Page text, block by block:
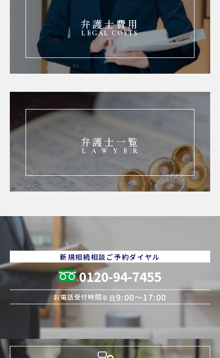
弁護士費用
LEGAL COSTS
弁護士一覧
LAWYER
新規相続相談ご予約ダイヤル
0120-94-7455
お電話受付時間平日 9:00〜17:00